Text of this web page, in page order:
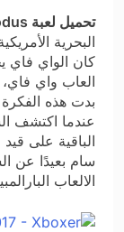
تحميل لعبة Metro Exodus للكمبيوتر
البحرية
كان الواي فاي
العاب واي فاي،
بدت هذه
عندما اكتشف
الباقية على
سام بعيدًا عن
الالعاب